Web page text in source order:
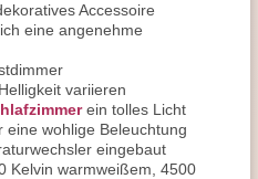
Accessoire
eine angenehme
variieren
ein tolles Licht
eine wohlige Beleuchtung
eingebaut
Kelvin warmweißem, 4500